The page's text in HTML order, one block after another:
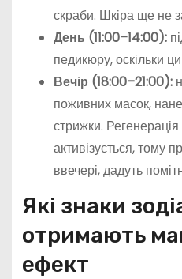
скраби. Шкіра ще не
День (11:00–14:00):
педикюру, оскільки
Вечір (18:00–21:00):
поживних масок,
стрижки. Регенерація
активізується, тому
ввечері, дадуть
Які знаки
отримають
ефект